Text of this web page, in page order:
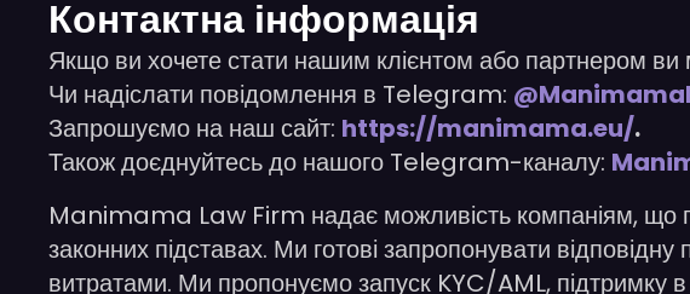
Контактна інформація
Якщо ви хочете стати нашим клієнтом або партнером ви
Чи надіслати повідомлення в Telegram:
Запрошуємо на наш сайт: https://manimama.eu/.
Також доєднуйтесь до нашого Telegram-каналу:
Manimama Law Firm надає можливість компаніям, що
законних підставах. Ми готові запропонувати
витратами. Ми пропонуємо запуск KYC/AML, підтримку в